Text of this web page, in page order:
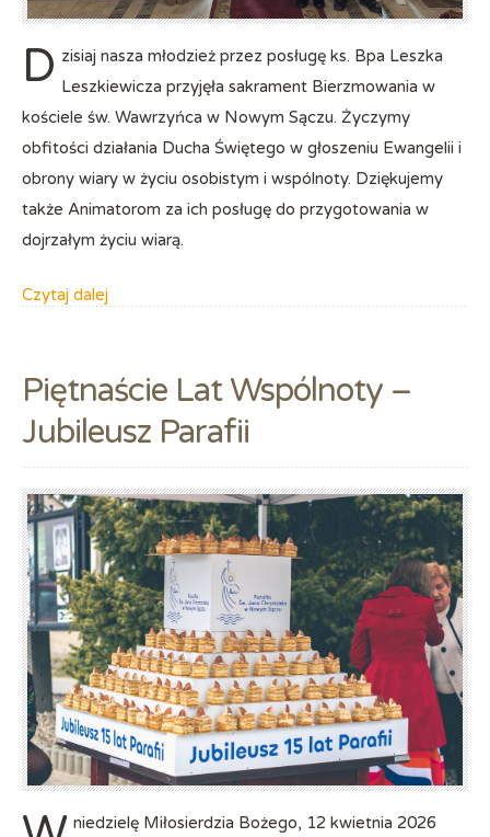
D zisiaj nasza młodzież przez posługę ks. Bpa Leszka
Leszkiewicza przyjęła sakrament Bierzmowania w
kościele św. Wawrzyńca w Nowym Sączu. Życzymy
obfitości działania Ducha Świętego w głoszeniu Ewangelii i
obrony wiary w życiu osobistym i wspólnoty. Dziękujemy
także Animatorom za ich posługę do przygotowania w
dojrzałym życiu wiarą.
Czytaj dalej
Piętnaście Lat Wspólnoty –
Jubileusz Parafii
niedzielę Miłosierdzia Bożego, 12 kwietnia 2026